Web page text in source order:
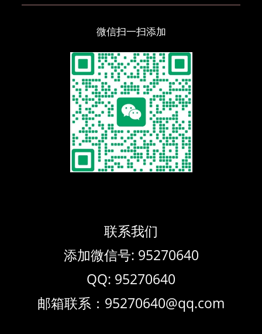
微信扫一扫添加
联系我们
添加微信号: 95270640
QQ: 95270640
邮箱联系：95270640@qq.com